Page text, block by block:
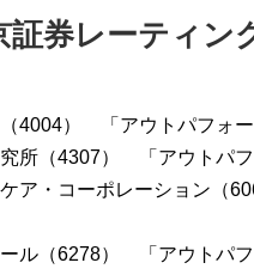
証券レーティン
（4004） 「アウトパフォ
究所（4307） 「アウトパ
ケア・コーポレーション
ール（6278） 「アウトパ